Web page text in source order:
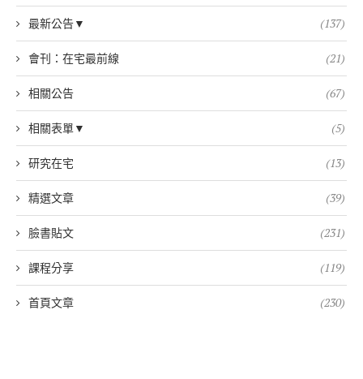
最新公告▼ (137)
會刊：在宅最前線 (21)
相關公告 (67)
相關表單▼ (5)
研究在宅 (13)
精選文章 (39)
臉書貼文 (231)
課程分享 (119)
首頁文章 (230)